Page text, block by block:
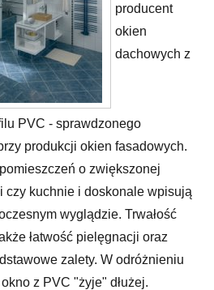
producent
okien
dachowych z
PVC - sprawdzonego
produkcji okien fasadowych.
o zwiększonej
czy kuchnie i doskonale wpisują
wyglądzie. Trwałość
łatwość pielęgnacji oraz
zalety. W odróżnieniu
z PVC "żyje" dłużej.